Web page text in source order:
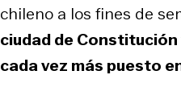
chileno a los fines de
ciudad de
cada vez más puesto